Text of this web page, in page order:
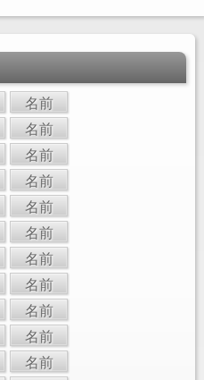
名前
名前
名前
名前
名前
名前
名前
名前
名前
名前
名前